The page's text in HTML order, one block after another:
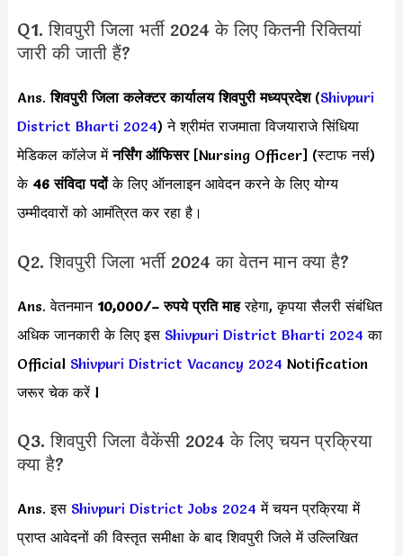
Q1. शिवपुरी जिला भर्ती 2024 के लिए कितनी रिक्तियां
जारी की जाती हैं?
Ans.शिवपुरी जिला कलेक्टर कार्यालय शिवपुरी मध्यप्रदेश (Shivpuri
District Bharti 2024) ने श्रीमंत राजमाता विजयाराजे सिंधिया
मेडिकल कॉलेज मेंनर्सिंग ऑफिसर[Nursing Officer] (स्टाफ नर्स)
के 46 संविदा पदोंके लिए ऑनलाइन आवेदन करने के लिए योग्य
उम्मीदवारों को आमंत्रित कर रहा है।
Q2. शिवपुरी जिला भर्ती 2024 का वेतन मान क्या है?
Ans. वेतनमान10,000/– रुपये प्रति माहरहेगा, कृपया सैलरी संबंधित
अधिक जानकारी के लिए इस Shivpuri District Bharti 2024 का
Official Shivpuri District Vacancy 2024 Notification
जरूर चेक करें l
Q3. शिवपुरी जिला वैकेंसी 2024 के लिए चयन प्रक्रिया
क्या है?
Ans. इस Shivpuri District Jobs 2024 में चयन प्रक्रिया में
प्राप्त आवेदनों की विस्तृत समीक्षा के बाद शिवपुरी जिले में उल्लिखित